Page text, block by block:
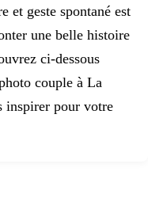
et geste spontané est
une belle histoire
ci-dessous
couple à La
inspirer pour votre